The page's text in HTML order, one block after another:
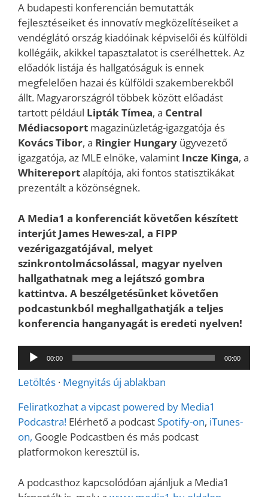
A budapesti konferencián bemutatták
fejlesztéseiket és innovatív megközelítéseiket a
vendéglátó ország kiadóinak képviselői és külföldi
kollégáik, akikkel tapasztalatot is cserélhettek. Az
előadók listája és hallgatóságuk is ennek
megfelelően hazai és külföldi szakemberekből
állt. Magyarországról többek között előadást
tartott például Lipták Tímea, a Central
Médiacsoport magazinüzletág-igazgatója és
Kovács Tibor, a Ringier Hungary ügyvezető
igazgatója, az MLE elnöke, valamint Incze Kinga, a
Whitereportalapítója, aki fontos statisztikákat
prezentált a közönségnek.
A Media1 a konferenciát követően készített
interjút James Hewes-zal, a FIPP
vezérigazgatójával, melyet
szinkrontolmácsolással, magyar nyelven
hallgathatnak meg a lejátszó gombra
kattintva. A beszélgetésünket követően
podcastunkból meghallgathatják a teljes
konferencia hanganyagát is eredeti nyelven!
Audió
lejátszó
00:00 00:00
Letöltés · Megnyitás új ablakban
Feliratkozhat a vipcast powered by Media1
Podcastra! Elérhető a podcastSpotify-on, iTunes-
on, Google Podcastben és más podcast
platformokon keresztül is.
A podcasthoz kapcsolódóan ajánljuk a Media1